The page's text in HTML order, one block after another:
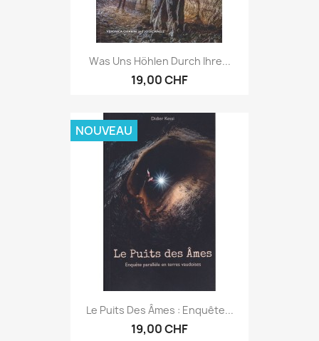
Was Uns Höhlen Durch Ihre...
19,00 CHF
Le Puits Des Âmes : Enquête...
19,00 CHF
NOUVEAU